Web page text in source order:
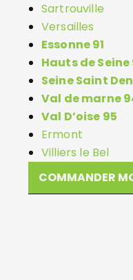
Sartrouville
Versailles
Essonne 91
Hauts de Seine
Seine Saint
Val de marne
Val D’oise 95
Ermont
Villiers le Bel
COMMANDER